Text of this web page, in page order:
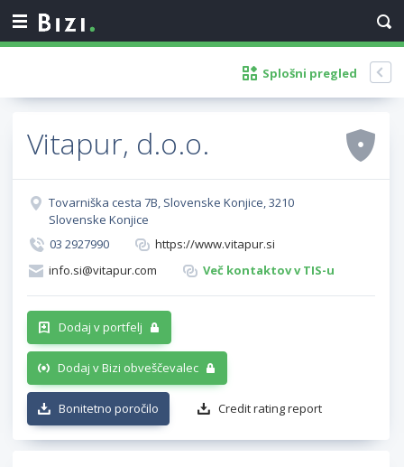
Splošni pregled
Vitapur, d.o.o.
Tovarniška cesta 7B, Slovenske Konjice, 3210
Slovenske Konjice
03 2927990
https://www.vitapur.si
info.si@vitapur.com
Več kontaktov v TIS-u
Dodaj v portfelj
Dodaj v Bizi obveščevalec
Bonitetno poročilo Credit rating report